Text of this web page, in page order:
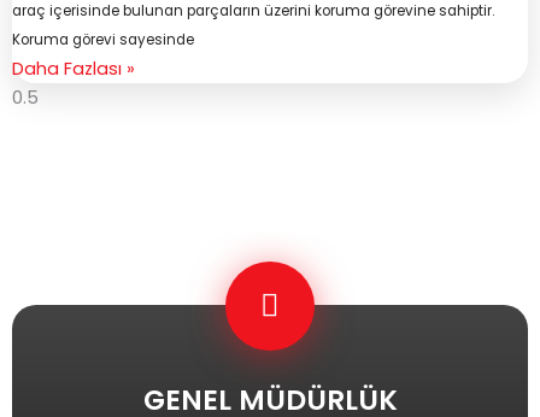
araç içerisinde bulunan parçaların üzerini koruma görevine sahiptir.
Koruma görevi sayesinde
Daha Fazlası »
GENEL MÜDÜRLÜK